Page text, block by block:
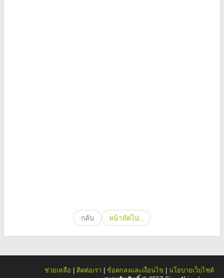
กลับ หน้าถัดไป..
ช่วยเหลือ ติดต่อเรา ข้อตกลงและเงื่อนไข
นโยบายเว็บไซต์